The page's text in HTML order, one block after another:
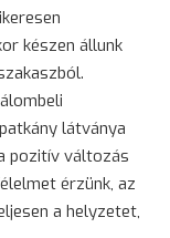
készen állunk
látványa
pozitív változás
érzünk, az
a helyzetet,